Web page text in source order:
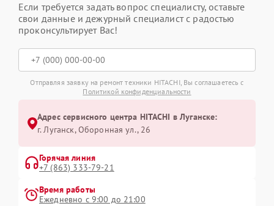
Если требуется задать вопрос специалисту, оставьте
свои данные и дежурный специалист с радостью
проконсультирует Вас!
Отправляя заявку на ремонт техники HITACHI, Вы соглашаетесь с
Политикой конфиденциальности
Адрес сервисного центра HITACHI в Луганске:
г. Луганск, Оборонная ул., 26
Горячая линия
+7 (863) 333-79-21
Время работы
Ежедневно с 9:00 до 21:00